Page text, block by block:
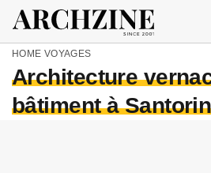
HOME VOYAGES
Architecture
bâtiment à